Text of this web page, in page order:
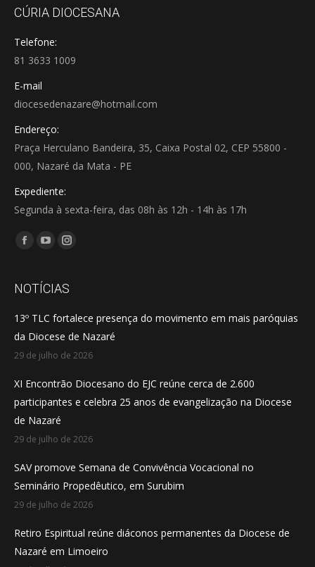
CÚRIA DIOCESANA
Telefone:
81 3633 1009
E-mail
diocesedenazare@hotmail.com
Endereço:
Praça Herculano Bandeira, 35, Caixa Postal 02, CEP 55800 -
000, Nazaré da Mata - PE
Expediente:
Segunda à sexta-feira, das 08h às 12h - 14h às 17h
Encontre-nos em:
Facebook
opens
new
window
YouTube
opens
new
window
Instagram
opens
new
window
NOTÍCIAS
13º TLC fortalece presença do movimento em mais paróquias
da Diocese de Nazaré
29 de julho de 2026
XI Encontrão Diocesano do EJC reúne cerca de 2.600
participantes e celebra 25 anos de evangelização na Diocese
de Nazaré
29 de julho de 2026
SAV promove Semana de Convivência Vocacional no
Seminário Propedêutico, em Surubim
29 de julho de 2026
Retiro Espiritual reúne diáconos permanentes da Diocese de
Nazaré em Limoeiro